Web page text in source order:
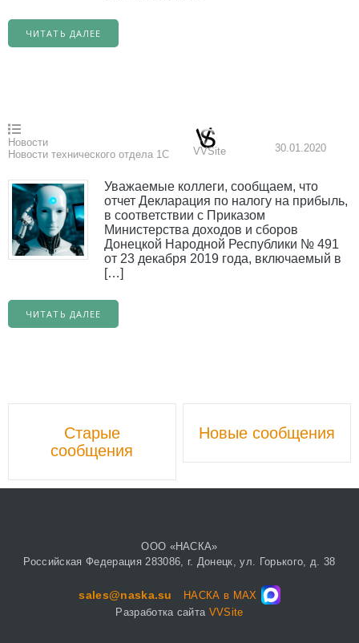
ЧИТАТЬ ДАЛЕЕ
Новости
Новости технического отдела 1С
VVSite 30.01.2020
Уважаемые коллеги, сообщаем, что
отчет Декларация по налогу на прибыль,
в соответствии с Приказом
Министерства доходов и сборов
Донецкой Народной Республики № 491
от 23 декабря 2019 года, включаемый в
[…]
ЧИТАТЬ ДАЛЕЕ
Старые
сообщения
Новые сообщения
ООО «НАСКА»
Российская Федерация 283086, г. Донецк, ул. Горького, д. 38
sales@naska.su
НАСКА в MAX
Разработка сайта VVSite